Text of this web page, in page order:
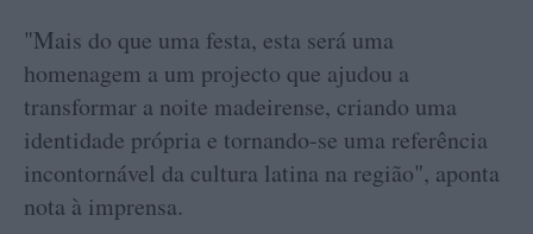
"Mais do que uma festa, esta será uma
homenagem a um projecto que ajudou a
transformar a noite madeirense, criando uma
identidade própria e tornando-se uma referência
incontornável da cultura latina na região", aponta
nota à imprensa.